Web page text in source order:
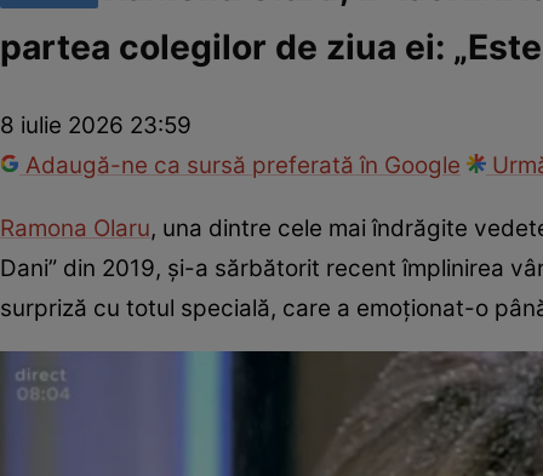
partea colegilor de ziua ei:
8 iulie 2026 23:59
Adaugă-ne ca sursă preferată în Google
Ramona Olaru, una dintre cele mai îndrăgite
Dani” din 2019, și-a sărbătorit recent împlinirea
surpriză cu totul specială, care a emoționat-o